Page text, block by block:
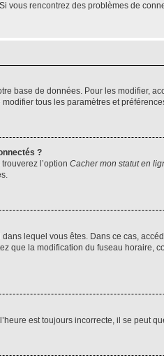
vous rencontrez des problèmes de
base de données. Pour les modifier,
tous les paramètres et
?
l’option Cacher mon statut en
lequel vous êtes. Dans ce cas,
que la modification du fuseau horaire,
est toujours incorrecte, il se peut